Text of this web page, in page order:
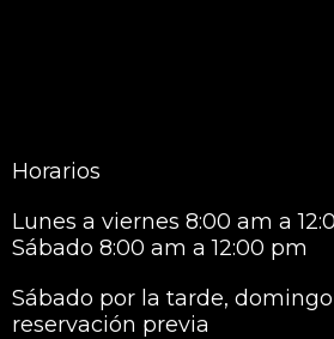
Horarios
Lunes a viernes 8:00 am a
Sábado 8:00 am a 12:00 pm
Sábado por la tarde,
reservación previa